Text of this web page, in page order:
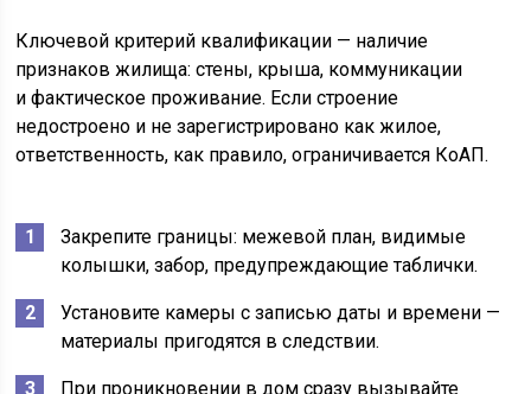
Ключевой критерий квалификации — наличие
признаков жилища: стены, крыша, коммуникации
и фактическое проживание. Если строение
недостроено и не зарегистрировано как жилое,
ответственность, как правило, ограничивается КоАП.
Закрепите границы: межевой план, видимые
колышки, забор, предупреждающие таблички.
Установите камеры с записью даты и времени —
материалы пригодятся в следствии.
При проникновении в дом сразу вызывайте